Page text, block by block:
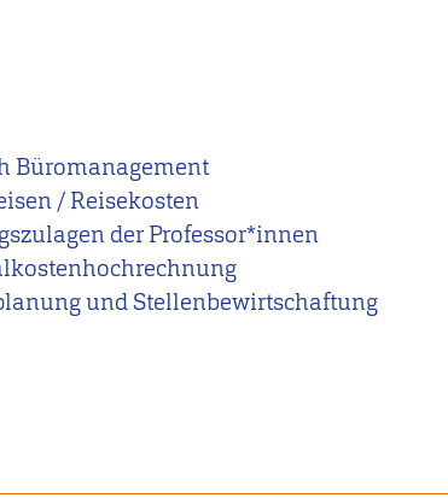
Büromanagement
/ Reisekosten
der Professor*innen
und Stellenbewirtschaftung